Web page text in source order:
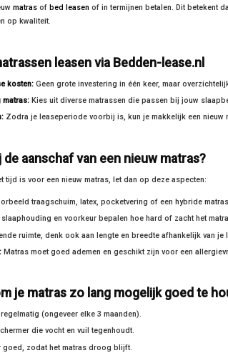
matras of bed leasen of in termijnen betalen. Dit betekent
op kwaliteit.
leasen via Bedden-lease.nl
kosten:Geen grote investering in één keer, maar
Kies uit diverse matrassen die passen bij jouw
Zodra je leaseperiode voorbij is, kun je makkelijk een nieuw
aanschaf van een nieuw matras?
tijd is voor een nieuw matras, let dan op deze aspecten:
traagschuim, latex, pocketvering of een hybride
en voorkeur bepalen hoe hard of zacht het
ruimte, denk ook aan lengte en breedte afhankelijk van je
Matras moet goed ademen en geschikt zijn voor een
je matras zo lang mogelijk goed te
(ongeveer elke 3 maanden).
die vocht en vuil tegenhoudt.
goed, zodat het matras droog blijft.